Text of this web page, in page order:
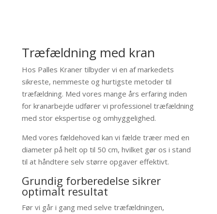
Træfældning med kran
Hos Palles Kraner tilbyder vi en af markedets
sikreste, nemmeste og hurtigste metoder til
træfældning. Med vores mange års erfaring inden
for kranarbejde udfører vi professionel træfældning
med stor ekspertise og omhyggelighed.
Med vores fældehoved kan vi fælde træer med en
diameter på helt op til 50 cm, hvilket gør os i stand
til at håndtere selv større opgaver effektivt.
Grundig forberedelse sikrer
optimalt resultat
Før vi går i gang med selve træfældningen,